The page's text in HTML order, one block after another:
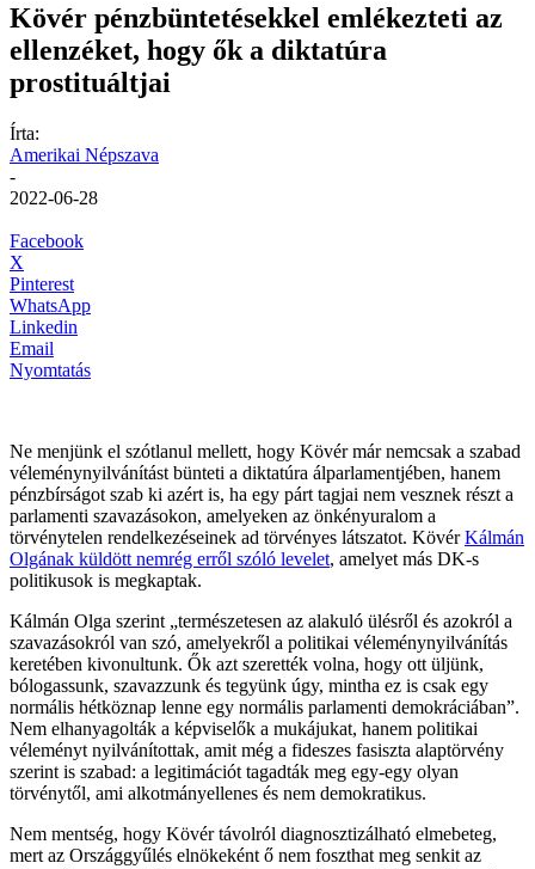
Kövér pénzbüntetésekkel emlékezteti az
ellenzéket, hogy ők a diktatúra
prostituáltjai
Írta:
Amerikai Népszava
-
2022-06-28
Facebook
X
Pinterest
WhatsApp
Linkedin
Email
Nyomtatás
Ne menjünk el szótlanul mellett, hogy Kövér már nemcsak a szabad
véleménynyilvánítást bünteti a diktatúra álparlamentjében, hanem
pénzbírságot szab ki azért is, ha egy párt tagjai nem vesznek részt a
parlamenti szavazásokon, amelyeken az önkényuralom a
törvénytelen rendelkezéseinek ad törvényes látszatot. KövérKálmán
Olgának küldött nemrég erről szóló levelet, amelyet más DK-s
politikusok is megkaptak.
Kálmán Olga szerint „természetesen az alakuló ülésről és azokról a
szavazásokról van szó, amelyekről a politikai véleménynyilvánítás
keretében kivonultunk. Ők azt szerették volna, hogy ott üljünk,
bólogassunk, szavazzunk és tegyünk úgy, mintha ez is csak egy
normális hétköznap lenne egy normális parlamenti demokráciában”.
Nem elhanyagolták a képviselők a mukájukat, hanem politikai
véleményt nyilvánítottak, amit még a fideszes fasiszta alaptörvény
szerint is szabad: a legitimációt tagadták meg egy-egy olyan
törvénytől, ami alkotmányellenes és nem demokratikus.
Nem mentség, hogy Kövér távolról diagnosztizálható elmebeteg,
mert az Országgyűlés elnökeként ő nem foszthat meg senkit az